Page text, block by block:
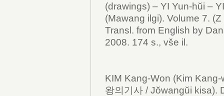
(drawings) – YI Yun-hŭi –
(Mawang ilgi). Volume 7.
Transl. from English by
2008. 174 s., vše il.
KIM Kang-Won (Kim
왕의기사 / Jŏwangŭi kisa).